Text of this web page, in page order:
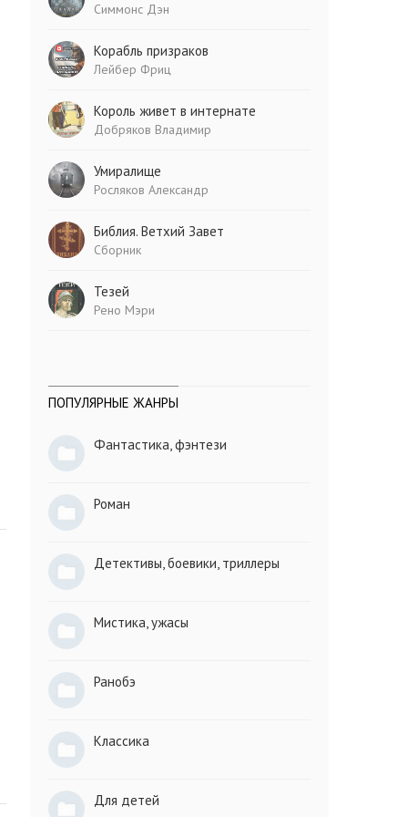
Симмонс Дэн
Корабль призраков
Лейбер Фриц
Король живет в интернате
Добряков Владимир
Умиралище
Росляков Александр
Библия. Ветхий Завет
Сборник
Тезей
Рено Мэри
ПОПУЛЯРНЫЕ ЖАНРЫ
Фантастика, фэнтези
Роман
Детективы, боевики, триллеры
Мистика, ужасы
Ранобэ
Классика
Для детей